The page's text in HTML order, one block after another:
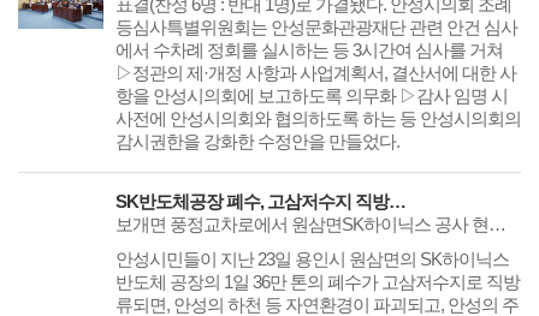
표결(찬성 6명 : 반대 1명)로 가결됐다. 안성시의회 조례
등심사특별위원회는 안성문화관광재단 관련 안건 심사
에서 수차례 정회를 실시하는 등 3시간여 심사를 거쳐
▷정관의 제·개정 사항과 사업계획서, 결산서에 대한 사
항을 안성시의회에 보고하도록 의무화 ▷감사 임명 시
사전에 안성시의회와 협의하도록 하는 등 안성시의회의
감시권한을 강화한 수정안을 만들었다.
SK반도체공장 폐수, 고삼저수지 직방류 ‘결사 반대’
보개면 풍정교차로에서 원삼면SK하이닉스 공사 현장까지 트랙터·차량 시위안성시 자연환경 파괴, 안성 주력 산업 농업 붕괴, 안성시민 건강·생명도 위협이·통장협의회·농민회 ‘SK하이닉스 방류수 바이패스 촉구 안성시민 총궐기대회’
안성시민들이 지난 23일 용인시 원삼면의 SK하이닉스
반도체 공장의 1일 36만 톤의 폐수가 고삼저수지로 직방
류되면, 안성의 하천 등 자연환경이 파괴되고, 안성의 주